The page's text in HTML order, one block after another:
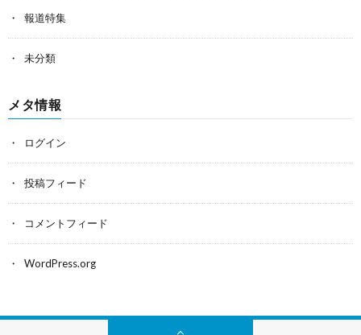
報道特集
未分類
メタ情報
ログイン
投稿フィード
コメントフィード
WordPress.org